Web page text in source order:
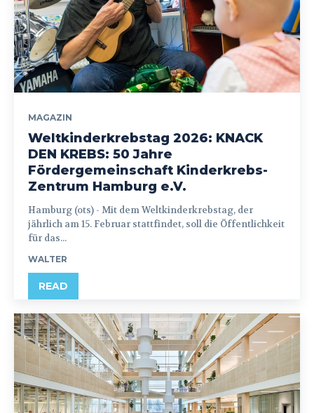
MAGAZIN
Weltkinderkrebstag 2026: KNACK
DEN KREBS: 50 Jahre
Fördergemeinschaft Kinderkrebs-
Zentrum Hamburg e.V.
Hamburg (ots) - Mit dem Weltkinderkrebstag, der
jährlich am 15. Februar stattfindet, soll die Öffentlichkeit
für das...
WALTER
READ